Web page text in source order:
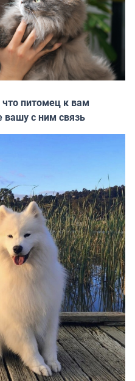
питомец к вам
вашу с ним связь